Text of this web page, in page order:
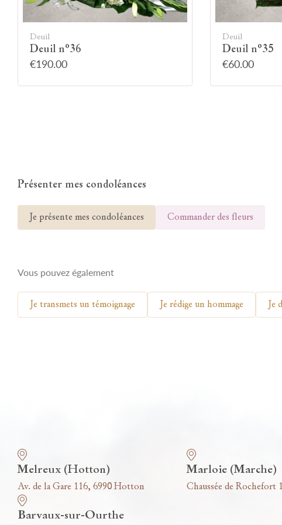
Deuil
Deuil n°36
€190.00
Deuil
Deuil n°35
€60.00
Présenter mes condoléances
Je présente mes condoléances Commander des fleurs
Vous pouvez également
Je transmets un témoignage Je rédige un hommage Je
Melreux (Hotton)
Av. de la Gare 116, 6990 Hotton
Marloie (Marche)
Chaussée de Rochefort
Barvaux-sur-Ourthe